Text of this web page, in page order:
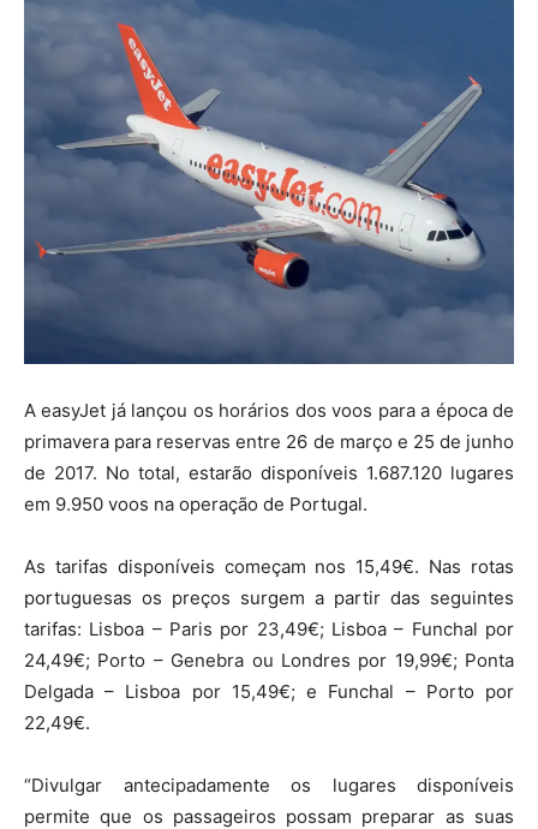
A easyJet já lançou os horários dos voos para a época de
primavera para reservas entre 26 de março e 25 de junho
de 2017. No total, estarão disponíveis 1.687.120 lugares
em 9.950 voos na operação de Portugal.
As tarifas disponíveis começam nos 15,49€. Nas rotas
portuguesas os preços surgem a partir das seguintes
tarifas: Lisboa – Paris por 23,49€; Lisboa – Funchal por
24,49€; Porto – Genebra ou Londres por 19,99€; Ponta
Delgada – Lisboa por 15,49€; e Funchal – Porto por
22,49€.
“Divulgar antecipadamente os lugares disponíveis
permite que os passageiros possam preparar as suas